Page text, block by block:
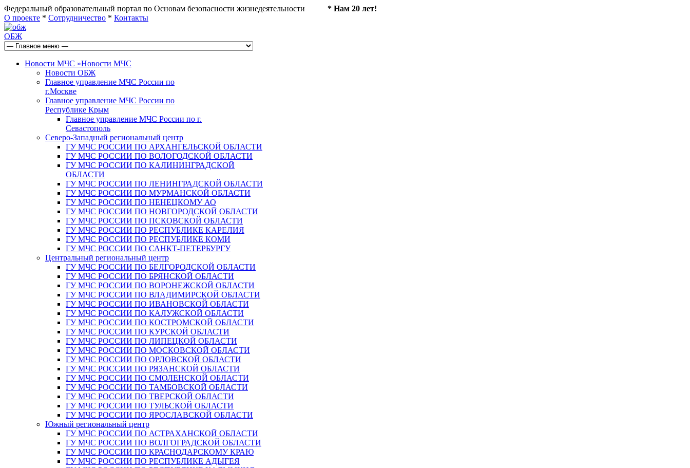
Федеральный образовательный портал по Основам безопасности жизнедеятельности * Нам 20 лет!
О проекте * Сотрудничество * Контакты
ОБЖ
Новости МЧС »Новости МЧС
Новости ОБЖ
Главное управление МЧС России по
г.Москве
Главное управление МЧС России по
Республике Крым
Главное управление МЧС России по г.
Севастополь
Северо-Западный региональный центр
ГУ МЧС РОССИИ ПО АРХАНГЕЛЬСКОЙ ОБЛАСТИ
ГУ МЧС РОССИИ ПО ВОЛОГОДСКОЙ ОБЛАСТИ
ГУ МЧС РОССИИ ПО КАЛИНИНГРАДСКОЙ
ОБЛАСТИ
ГУ МЧС РОССИИ ПО ЛЕНИНГРАДСКОЙ ОБЛАСТИ
ГУ МЧС РОССИИ ПО МУРМАНСКОЙ ОБЛАСТИ
ГУ МЧС РОССИИ ПО НЕНЕЦКОМУ АО
ГУ МЧС РОССИИ ПО НОВГОРОДСКОЙ ОБЛАСТИ
ГУ МЧС РОССИИ ПО ПСКОВСКОЙ ОБЛАСТИ
ГУ МЧС РОССИИ ПО РЕСПУБЛИКЕ КАРЕЛИЯ
ГУ МЧС РОССИИ ПО РЕСПУБЛИКЕ КОМИ
ГУ МЧС РОССИИ ПО САНКТ-ПЕТЕРБУРГУ
Центральный региональный центр
ГУ МЧС РОССИИ ПО БЕЛГОРОДСКОЙ ОБЛАСТИ
ГУ МЧС РОССИИ ПО БРЯНСКОЙ ОБЛАСТИ
ГУ МЧС РОССИИ ПО ВОРОНЕЖСКОЙ ОБЛАСТИ
ГУ МЧС РОССИИ ПО ВЛАДИМИРСКОЙ ОБЛАСТИ
ГУ МЧС РОССИИ ПО ИВАНОВСКОЙ ОБЛАСТИ
ГУ МЧС РОССИИ ПО КАЛУЖСКОЙ ОБЛАСТИ
ГУ МЧС РОССИИ ПО КОСТРОМСКОЙ ОБЛАСТИ
ГУ МЧС РОССИИ ПО КУРСКОЙ ОБЛАСТИ
ГУ МЧС РОССИИ ПО ЛИПЕЦКОЙ ОБЛАСТИ
ГУ МЧС РОССИИ ПО МОСКОВСКОЙ ОБЛАСТИ
ГУ МЧС РОССИИ ПО ОРЛОВСКОЙ ОБЛАСТИ
ГУ МЧС РОССИИ ПО РЯЗАНСКОЙ ОБЛАСТИ
ГУ МЧС РОССИИ ПО СМОЛЕНСКОЙ ОБЛАСТИ
ГУ МЧС РОССИИ ПО ТАМБОВСКОЙ ОБЛАСТИ
ГУ МЧС РОССИИ ПО ТВЕРСКОЙ ОБЛАСТИ
ГУ МЧС РОССИИ ПО ТУЛЬСКОЙ ОБЛАСТИ
ГУ МЧС РОССИИ ПО ЯРОСЛАВСКОЙ ОБЛАСТИ
Южный региональный центр
ГУ МЧС РОССИИ ПО АСТРАХАНСКОЙ ОБЛАСТИ
ГУ МЧС РОССИИ ПО ВОЛГОГРАДСКОЙ ОБЛАСТИ
ГУ МЧС РОССИИ ПО КРАСНОДАРСКОМУ КРАЮ
ГУ МЧС РОССИИ ПО РЕСПУБЛИКЕ АДЫГЕЯ